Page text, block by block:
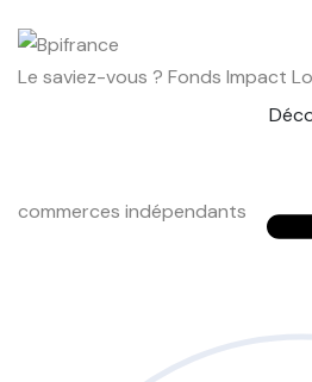
Le saviez-vous ? Fonds Impact
commerces indépendants